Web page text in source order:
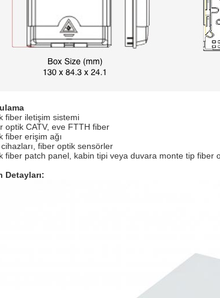
fiber iletişim sistemi
optik CATV, eve FTTH fiber
fiber erişim ağı
fiber optik sensörler
fiber patch panel, kabin tipi veya duvara monte tip fiber
Detayları: